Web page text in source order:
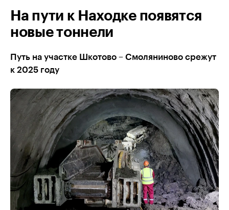
На пути к Находке появятся
новые тоннели
Путь на участке Шкотово – Смоляниново срежут
к 2025 году